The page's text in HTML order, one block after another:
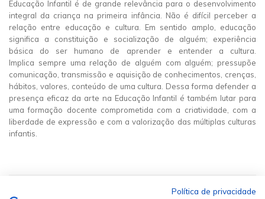
Educação Infantil é de grande relevância para o desenvolvimento
integral da criança na primeira infância. Não é difícil perceber a
relação entre educação e cultura. Em sentido amplo, educação
significa a constituição e socialização de alguém; experiência
básica do ser humano de aprender e entender a cultura.
Implica sempre uma relação de alguém com alguém; pressupõe
comunicação, transmissão e aquisição de conhecimentos, crenças,
hábitos, valores, conteúdo de uma cultura. Dessa forma defender a
presença eficaz da arte na Educação Infantil é também lutar para
uma formação docente comprometida com a criatividade, com a
liberdade de expressão e com a valorização das múltiplas culturas
infantis.
Política de privacidade